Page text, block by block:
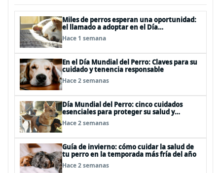
Miles de perros esperan una oportunidad:
el llamado a adoptar en el Día
Internacional del Perro Callejero
Hace 1 semana
En el Día Mundial del Perro: Claves para su
cuidado y tenencia responsable
Hace 2 semanas
Día Mundial del Perro: cinco cuidados
esenciales para proteger su salud y
bienestar
Hace 2 semanas
Guía de invierno: cómo cuidar la salud de
tu perro en la temporada más fría del año
Hace 2 semanas